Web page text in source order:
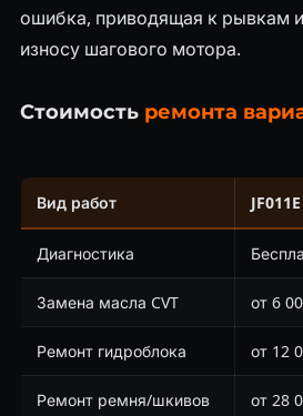
ошибка, приводящая к рывкам
износу шагового мотора.
Стоимость ремонта
Вид работ JF011E
Диагностика
Замена масла CVT от 6
Ремонт гидроблока от 12
Ремонт ремня/шкивов от 28